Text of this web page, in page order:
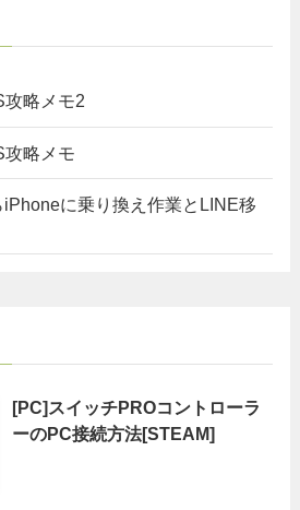
攻略メモ2
攻略メモ
に乗り換え作業とLINE移
[PC]スイッチPROコントローラ
ーのPC接続方法[STEAM]